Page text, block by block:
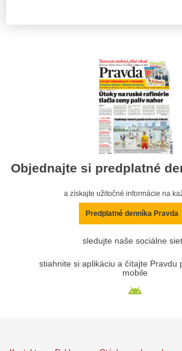
Objednajte si predplatné
a získajte užitočné informácie na
Predplatné denníka Pravda
sledujte naše sociálne
stiahnite si aplikáciu a čítajte Pravdu
mobile